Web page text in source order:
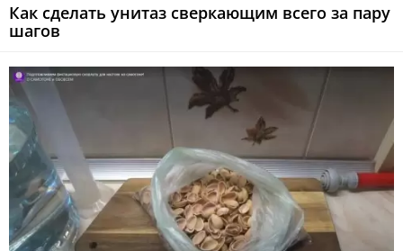
Как сделать унитаз сверкающим всего за пару
шагов